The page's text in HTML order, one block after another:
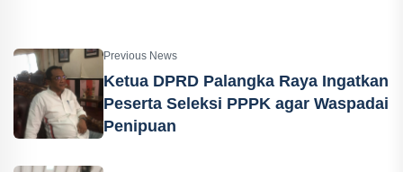
Previous News
Ketua DPRD Palangka Raya Ingatkan
Peserta Seleksi PPPK agar Waspadai
Penipuan